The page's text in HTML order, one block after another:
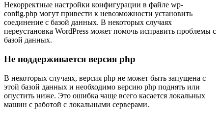
Некорректные настройки конфигурации в файле wp-
config.php могут привести к невозможности установить
соединение с базой данных. В некоторых случаях
переустановка WordPress может помочь исправить проблемы с
базой данных.
Не поддерживается версия php
В некоторых случаях, версия php не может быть запущена с
этой базой данных и необходимо версию php поднять или
опустить ниже. Это ошибка чаще всего касается локальных
машин с работой с локальными серверами.